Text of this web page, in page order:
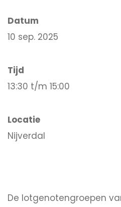
Datum
10 sep. 2025
Tijd
13:30 t/m 15:00
Locatie
Nijverdal
De lotgenotengroepen